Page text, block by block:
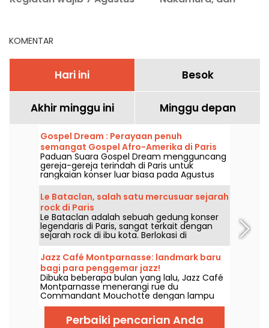
KOMENTAR
Hari ini Besok
Akhir minggu ini Minggu depan
Gospel Dream : Perayaan penuh
semangat Gospel Afro-Amerika di Paris
pada Agustus 2026
Paduan Suara Gospel Dream mengguncang
gereja-gereja terindah di Paris untuk
rangkaian konser luar biasa pada Agustus
2026. Pengalaman musik yang unik ini
merayakan harapan, persatuan, dan
ketahanan melalui nyanyian otentik dari
Gereja Afro-Amerika.
Le Bataclan, salah satu mercusuar sejarah
rock di Paris
Le Bataclan adalah sebuah gedung konser
legendaris di Paris, sangat terkait dengan
sejarah rock di ibu kota. Berlokasi di
arrondissement ke-11 yang sangat hidup, ia
tetap menjadi ikon utama bagi kancah
musik Paris.
Jazz Café Montparnasse: landmark baru
bagi para penggemar jazz!
Dibuka beberapa bulan yang lalu, Jazz Café
Montparnasse menerangi rue du
Commandant Mouchotte dengan lampu
neon berwarna merah terang. Di dalam, jazz
dan makanan enak menanti Anda....
Perbaiki pencarian Anda